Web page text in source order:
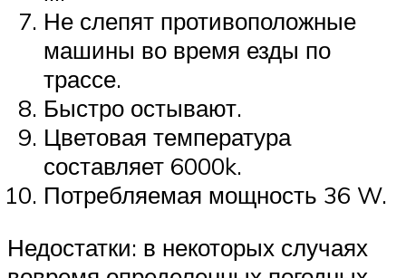
Не слепят противоположные
машины во время езды по
трассе.
Быстро остывают.
Цветовая температура
составляет 6000k.
Потребляемая мощность 36 W.
Недостатки: в некоторых случаях